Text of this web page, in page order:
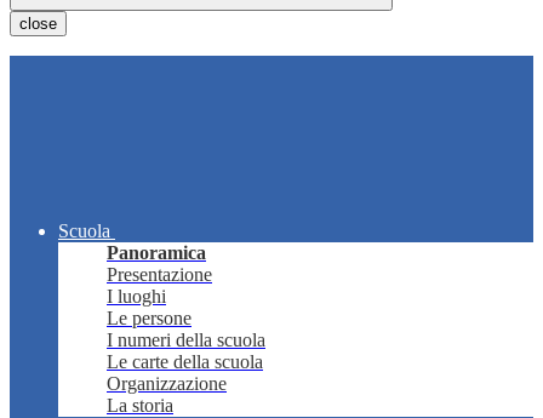
close
Scuola
Panoramica
Presentazione
I luoghi
Le persone
I numeri della scuola
Le carte della scuola
Organizzazione
La storia